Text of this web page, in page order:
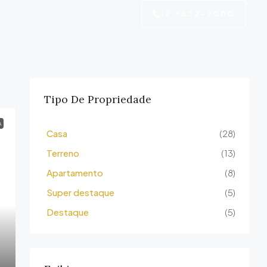
Tipo De Propriedade
Casa
(28)
Terreno
(13)
Apartamento
(8)
Super destaque
(5)
Destaque
(5)